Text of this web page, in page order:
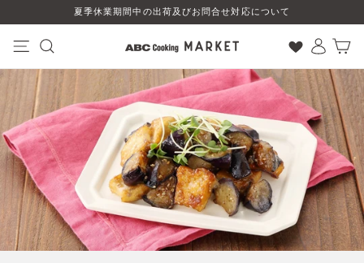
ン
ツ
ッ
プ
す
る
夏季休業期間中の出荷及びお問合せ対応について